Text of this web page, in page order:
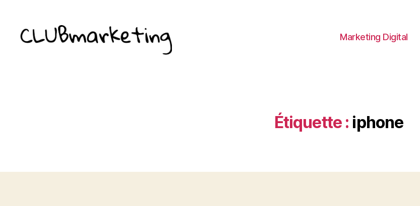
Marketing Digital
Étiquette : iphone